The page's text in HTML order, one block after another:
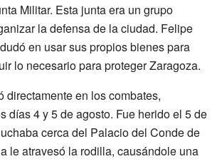
Militar. Esta junta era un grupo
la defensa de la ciudad. Felipe
en usar sus propios bienes para
lo necesario para proteger Zaragoza.
directamente en los combates,
días 4 y 5 de agosto. Fue herido el 5 de
cerca del Palacio del Conde de
le atravesó la rodilla, causándole una